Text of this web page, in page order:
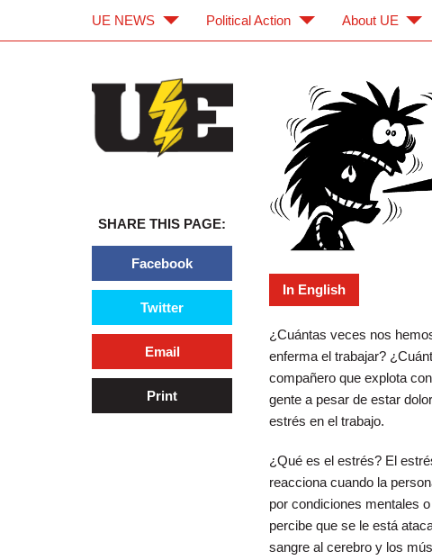
Estrés
In English
¿Cuántas veces nos
enferma el trabajar?
compañero que explota
gente a pesar de estar
estrés en el trabajo.
¿Qué es el estrés? El
reacciona cuando la
por condiciones mentales
percibe que se le está
sangre al cerebro y los
SHARE THIS PAGE:
Facebook
Twitter
Email
Print
UE NEWS Political Action About UE